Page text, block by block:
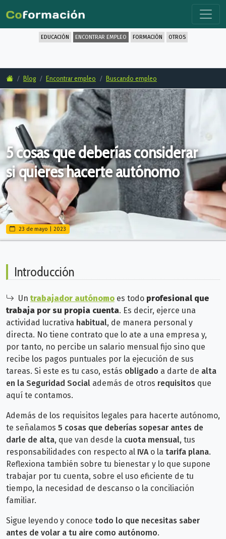
EDUCACIÓN ENCONTRAR EMPLEO FORMACIÓN OTROS
Blog Encontrar empleo Buscando empleo
5 cosas que deberías considerar
si quieres hacerte autónomo
23 de mayo | 2023
Introducción
Un trabajador autónomo es todo profesional que
trabaja por su propia cuenta. Es decir, ejerce una
actividad lucrativa habitual, de manera personal y
directa. No tiene contrato que lo ate a una empresa y,
por tanto, no percibe un salario mensual fijo sino que
recibe los pagos puntuales por la ejecución de sus
tareas. Si este es tu caso, estás obligado a darte de alta
en la Seguridad Social además de otros requisitos que
aquí te contamos.
Además de los requisitos legales para hacerte autónomo,
te señalamos 5 cosas que deberías sopesar antes de
darle de alta, que van desde la cuota mensual, tus
responsabilidades con respecto al IVAo la tarifa plana.
Reflexiona también sobre tu bienestar y lo que supone
trabajar por tu cuenta, sobre el uso eficiente de tu
tiempo, la necesidad de descanso o la conciliación
familiar.
Sigue leyendo y conoce todo lo que necesitas saber
antes de volar a tu aire como autónomo.